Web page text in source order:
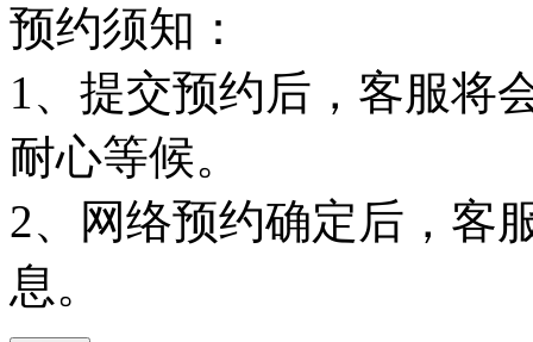
预约须知：
1、提交预约后，客服将
耐心等候。
2、网络预约确定后，客
息。